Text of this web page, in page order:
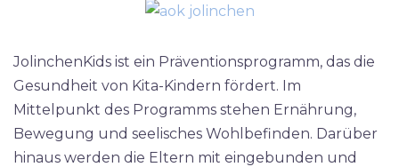
JolinchenKids ist ein Präventionsprogramm, das die
Gesundheit von Kita-Kindern fördert. Im
Mittelpunkt des Programms stehen Ernährung,
Bewegung und seelisches Wohlbefinden. Darüber
hinaus werden die Eltern mit eingebunden und